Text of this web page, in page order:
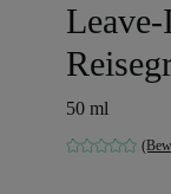
50 ml